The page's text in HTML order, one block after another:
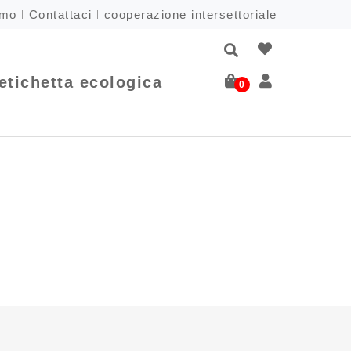
Contattaci cooperazione intersettoriale
ecologica 0